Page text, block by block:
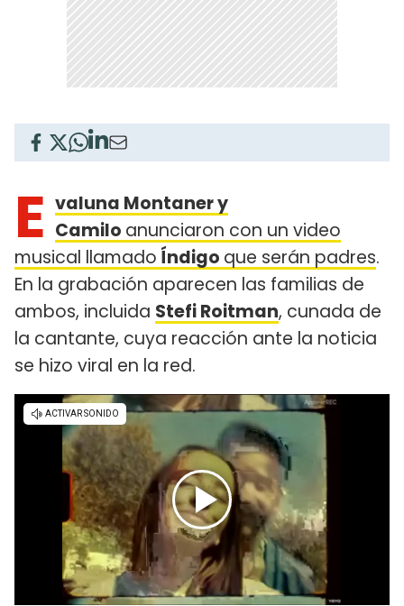
E valuna Montaner y
Camilo anunciaron con un video
musical llamado Índigo que serán padres.
En la grabación aparecen las familias de
ambos, incluida Stefi Roitman, cunada de
la cantante, cuya reacción ante la noticia
se hizo viral en la red.